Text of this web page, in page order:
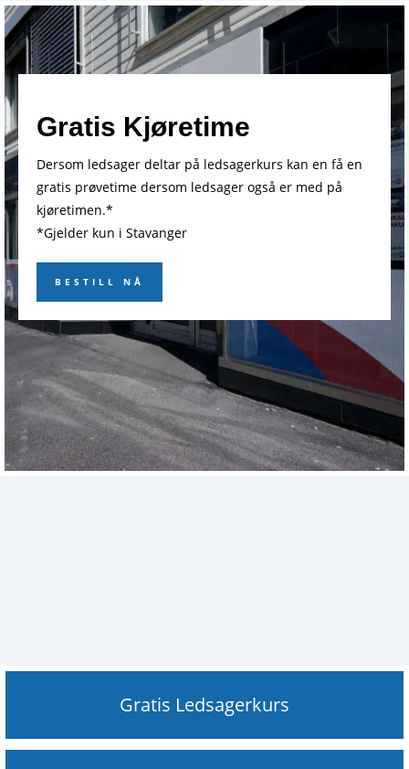
Gratis Kjøretime
Dersom ledsager deltar på ledsagerkurs kan en få en
gratis prøvetime dersom ledsager også er med på
kjøretimen.*
*Gjelder kun i Stavanger
BESTILL NÅ
Gratis Ledsagerkurs